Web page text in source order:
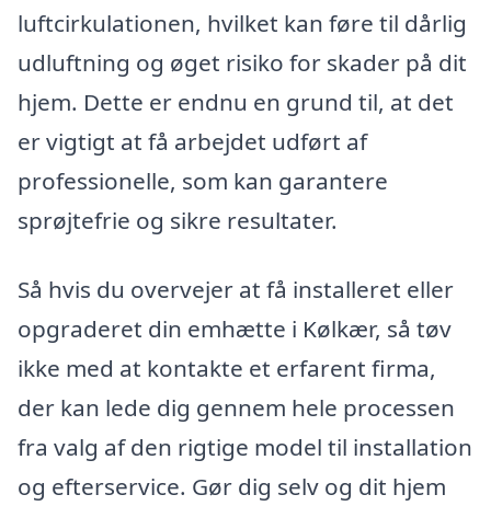
luftcirkulationen, hvilket kan føre til dårlig
udluftning og øget risiko for skader på dit
hjem. Dette er endnu en grund til, at det
er vigtigt at få arbejdet udført af
professionelle, som kan garantere
sprøjtefrie og sikre resultater.
Så hvis du overvejer at få installeret eller
opgraderet din emhætte i Kølkær, så tøv
ikke med at kontakte et erfarent firma,
der kan lede dig gennem hele processen
fra valg af den rigtige model til installation
og efterservice. Gør dig selv og dit hjem